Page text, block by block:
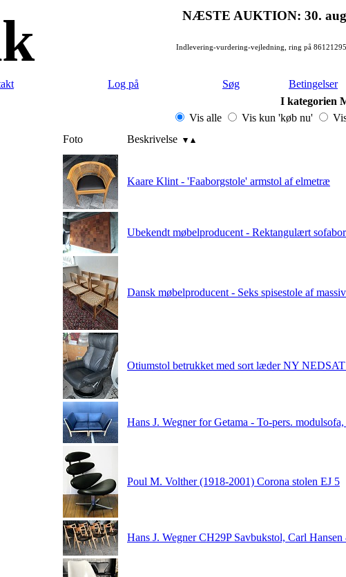
NÆSTE AUKTION: 30.
Indlevering-vurdering-vejledning, ring på
Log på Søg Betingelser
I kategorien
Vis alle
Vis kun 'køb nu'
Foto
Beskrivelse
Kaare Klint - 'Faaborgstole' armstol af elmetræ
Ubekendt møbelproducent - Rektangulært
Dansk møbelproducent - Seks spisestole af
Otiumstol betrukket med sort læder NY
Hans J. Wegner for Getama - To-pers.
Poul M. Volther (1918-2001) Corona stolen EJ 5
Hans J. Wegner CH29P Savbukstol, Carl